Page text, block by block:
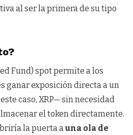
al ser la primera de su tipo
Fund) spot permite a los
ganar exposición directa a un
caso, XRP— sin necesidad
el token directamente.
la puerta auna ola de